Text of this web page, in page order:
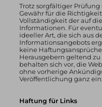
Trotz sorgfältiger
Gewähr für die
Vollständigkeit der auf
Informationen. Für
ideeller Art, die sich aus
Informationsangebots
keine
Herausgebern geltend
behalten sich vor, die
ohne vorherige
Veröffentlichung ganz
Haftung für Links